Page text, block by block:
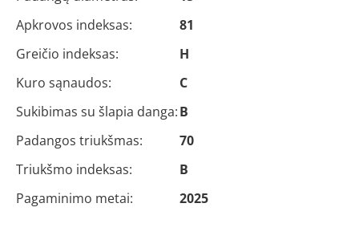
Apkrovos indeksas:
81
Greičio indeksas:
H
Kuro sąnaudos:
C
Sukibimas su šlapia danga:B
Padangos triukšmas:
70
Triukšmo indeksas:
B
Pagaminimo metai:
2025